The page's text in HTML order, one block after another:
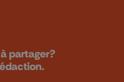
partager?